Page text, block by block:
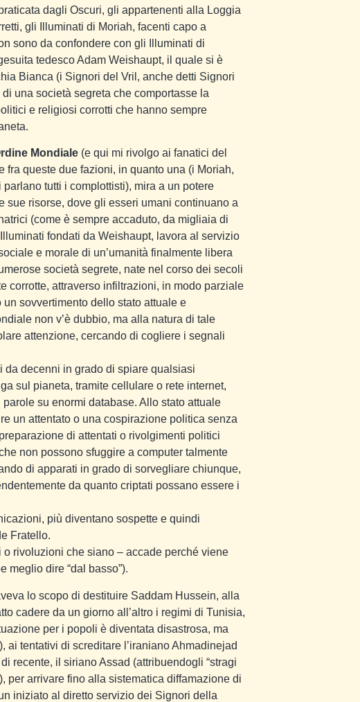
dagli Oscuri, gli appartenenti alla Loggia
gli Illuminati di Moriah, facenti capo a
sono da confondere con gli Illuminati di
tedesco Adam Weishaupt, il quale si è
Bianca (i Signori del Vril, anche detti Signori
una società segreta che comportasse la
e religiosi corrotti che hanno sempre
Mondiale(e qui mi rivolgo ai fanatici del
fra queste due fazioni, in quanto una (i Moriah,
tutti i complottisti), mira a un potere
risorse, dove gli esseri umani continuano a
(come è sempre accaduto, da migliaia di
fondati da Weishaupt, lavora al servizio
e morale di un’umanità finalmente libera
società segrete, nate nel corso dei secoli
corrotte, attraverso infiltrazioni, in modo parziale
sovvertimento dello stato attuale e
non v’è dubbio, ma alla natura di tale
attenzione, cercando di cogliere i segnali
da decenni in grado di spiare qualsiasi
sul pianeta, tramite cellulare o rete internet,
su enormi database. Allo stato attuale
un attentato o una cospirazione politica senza
di attentati o rivolgimenti politici
non possono sfuggire a computer talmente
di apparati in grado di sorvegliare chiunque,
da quanto criptati possano essere i
più diventano sospette e quindi
Fratello.
o rivoluzioni che siano – accade perché viene
meglio dire “dal basso”).
lo scopo di destituire Saddam Hussein, alla
cadere da un giorno all’altro i regimi di Tunisia,
per i popoli è diventata disastrosa, ma
ai tentativi di screditare l’iraniano Ahmadinejad
recente, il siriano Assad (attribuendogli “stragi
per arrivare fino alla sistematica diffamazione di
iniziato al diretto servizio dei Signori della